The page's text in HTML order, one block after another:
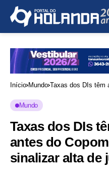
Início Mundo Taxas dos DIs têm
Mundo
Taxas dos DIs
antes do
sinalizar alta de